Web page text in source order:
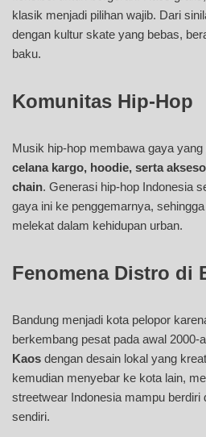
klasik menjadi pilihan wajib. Dari
dengan kultur skate yang bebas,
baku.
Komunitas Hip-Hop
Musik hip-hop membawa gaya yang
celana kargo, hoodie, serta
chain. Generasi hip-hop Indonesia
gaya ini ke penggemarnya,
melekat dalam kehidupan urban.
Fenomena Distro di
Bandung menjadi kota pelopor
berkembang pesat pada awal 2000-
Kaos dengan desain lokal yang
kemudian menyebar ke kota lain,
streetwear Indonesia mampu
sendiri.